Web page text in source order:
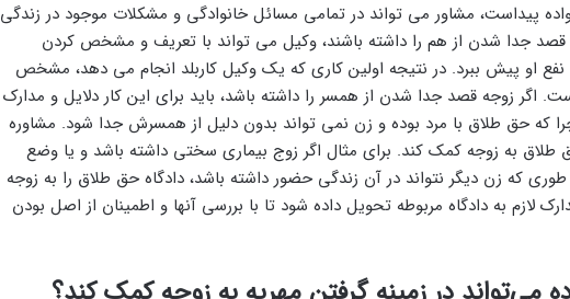
پیداست، مشاور می‌ تواند در تمامی مسائل خانوادگی و مشکلات موجود در زندگی
جدا شدن از هم را داشته باشند، وکیل می ‌تواند با تعریف و مشخص کردن
نفع او پیش ببرد. در نتیجه اولین کاری که یک‌ وکیل کاربلد انجام می‌ دهد، مشخص
اگر زوجه قصد جدا شدن از همسر را داشته باشد، باید برای این کار دلایل و مدارک
چرا که حق طلاق با مرد بوده و زن نمی ‌تواند بدون دلیل از همسرش جدا شود. مشاوره
طلاق به زوجه کمک کند. برای مثال اگر زوج بیماری سختی داشته باشد و یا وضع
که زن دیگر نتواند در آن زندگی حضور داشته باشد، دادگاه حق طلاق را به زوجه
لازم به دادگاه مربوطه تحویل داده شود تا با بررسی آنها و اطمینان از اصل بودن